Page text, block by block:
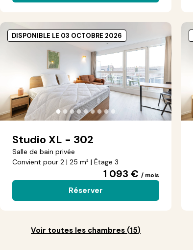
●●●●●●●●●
Studio XL - 302
Salle de bain privée
Convient pour 2 | 25 m² | Étage 3
1 093 € / mois
Réserver
DISPONIBLE LE 03 OCTOBRE 2026
Voir toutes les chambres (15)